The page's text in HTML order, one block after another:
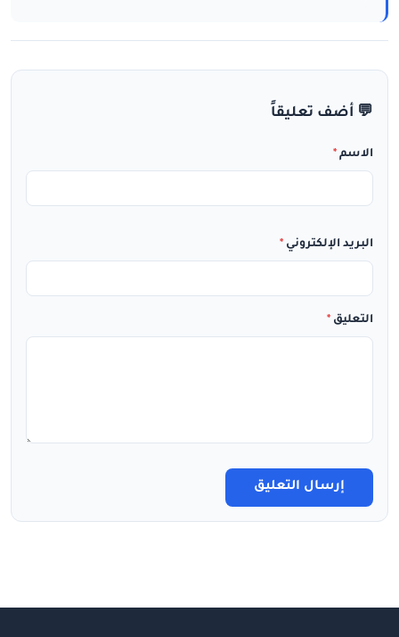
💬 أضف تعليقاً
الاسم *
البريد الإلكتروني *
التعليق *
إرسال التعليق